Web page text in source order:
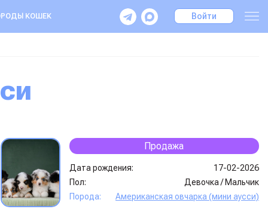
КОШЕК Войти
Продажа
Дата рождения:
17-02-2026
Пол:
Девочка / Мальчик
Порода:
Американская овчарка (мини аусси)